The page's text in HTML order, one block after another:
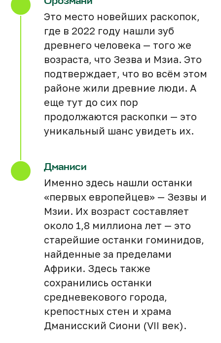
Это место новейших раскопок,
где в 2022 году нашли зуб
древнего человека — того же
возраста, что Зезва и Мзиа. Это
подтверждает, что во всём этом
районе жили древние люди. А
еще тут до сих пор
продолжаются раскопки — это
уникальный шанс увидеть их.
Дманиси
Именно здесь нашли останки
«первых европейцев» — Зезвы и
Мзии. Их возраст составляет
около 1,8 миллиона лет — это
старейшие останки гоминидов,
найденные за пределами
Африки. Здесь также
сохранились останки
средневекового города,
крепостных стен и храма
Дманисский Сиони (VII век).
Археологический тур
14.06
Бронь для 2 человек
Забронировать
Пользовательское соглашение
Обед в кафе
Археологический тур
14.06
Бронь для 3 человек
Забронировать
Пользовательское соглашение
Обед в кафе
Археологический тур
14.06
Бронь для 4 человек
Забронировать
Пользовательское соглашение
Обед в кафе
Ездить с нами —
одно удовольствие